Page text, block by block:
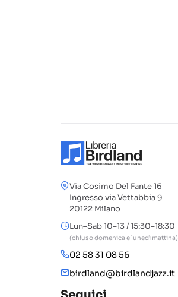
Via Cosimo Del Fante 16
Ingresso via Vettabbia 9
20122 Milano
Lun–Sab 10–13 / 15:30–18:30
(chiuso domenica e lunedì mattina)
02 58 31 08 56
birdland@birdlandjazz.it